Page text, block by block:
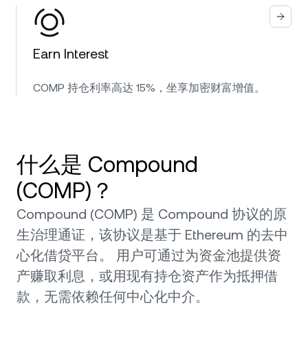
Earn Interest
COMP 持仓利率高达 15%，坐享加密财富增值。
什么是 Compound
(COMP)？
Compound (COMP) 是 Compound 协议的原
生治理通证，该协议是基于 Ethereum 的去中
心化借贷平台。 用户可通过为资金池提供资
产赚取利息，或用现有持仓资产作为抵押借
款，无需依赖任何中心化中介。